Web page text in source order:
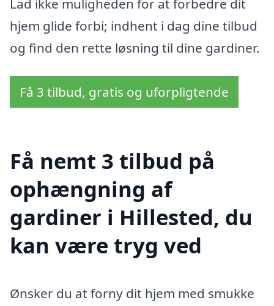
Lad ikke muligheden for at forbedre dit
hjem glide forbi; indhent i dag dine tilbud
og find den rette løsning til dine gardiner.
Få 3 tilbud, gratis og uforpligtende
Få nemt 3 tilbud på
ophængning af
gardiner i Hillested, du
kan være tryg ved
Ønsker du at forny dit hjem med smukke